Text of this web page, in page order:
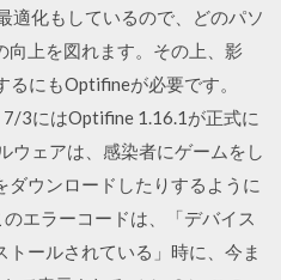
適化もしているので、どのパソ
向上を図れます。その上、影
にもOptifineが必要です。
3にはOptifine 1.16.1が正式に
ェアは、感染者にゲームをし
ウンロードしたりするように
エラーコードは、「デバイス
ールされている」時に、今ま